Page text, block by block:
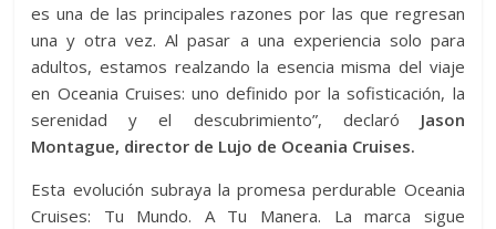
es una de las principales razones por las que regresan
una y otra vez. Al pasar a una experiencia solo para
adultos, estamos realzando la esencia misma del viaje
en Oceania Cruises: uno definido por la sofisticación, la
serenidad y el descubrimiento”, declaró Jason
Montague, director de Lujo de Oceania Cruises.
Esta evolución subraya la promesa perdurable Oceania
Cruises: Tu Mundo. A Tu Manera. La marca sigue